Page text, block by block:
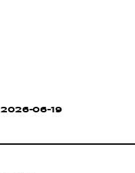
2026-06-19